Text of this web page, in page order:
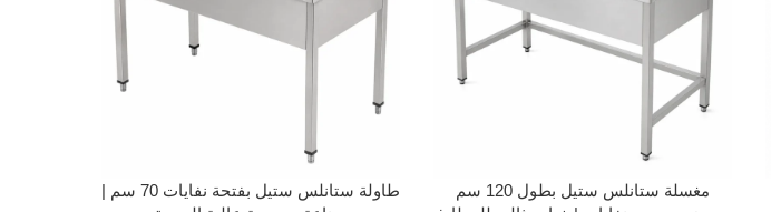
إضافة إلى السلة
مغسلة ستانلس ستيل بطول 120 سم
إضافة إلى السلة
طاولة ستانلس ستيل بفتحة نفايات 70 سم |